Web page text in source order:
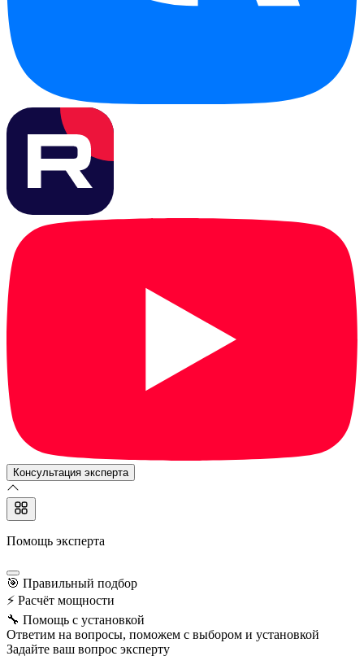
Консультация эксперта
Помощь эксперта
🎯 Правильный подбор
⚡ Расчёт мощности
🔧 Помощь с установкой
Ответим на вопросы, поможем с выбором и установкой
Задайте ваш вопрос эксперту